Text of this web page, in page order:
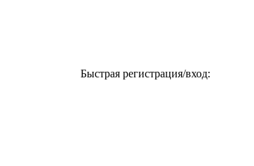
Быстрая регистрация/вход: